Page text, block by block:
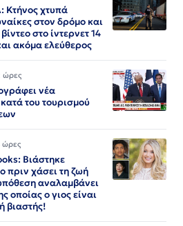
Κτήνος χτυπά
στον δρόμο και
στο ίντερνετ 14
ακόμα ελεύθερος​​​​​​​​​​​​​​​​​​​​​​​​​​​​​​​​​​​​​​​​​​​​​​​​​​
ώρες
νέα
του τουρισμού
ώρες
Βιάστηκε
πριν χάσει τη ζωή
αναλαμβάνει
οποίας ο γιος είναι
βιαστής!